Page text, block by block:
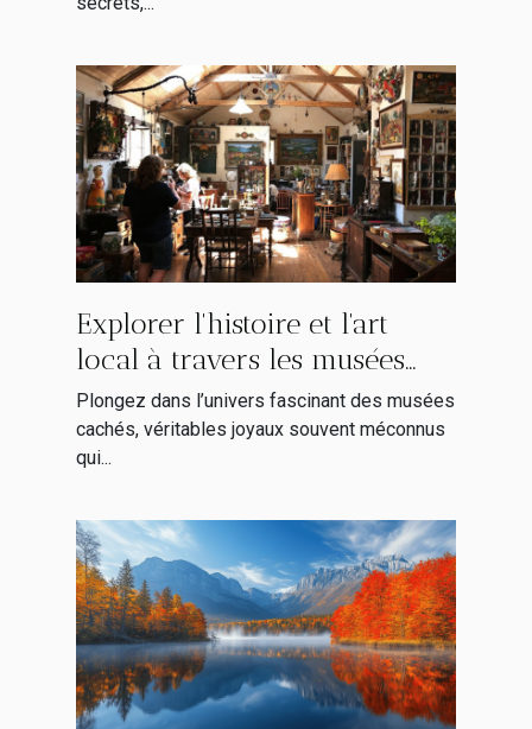
Explorer l'histoire et l'art
local à travers les musées
cachés
Plongez dans l’univers fascinant des musées
cachés, véritables joyaux souvent méconnus
qui...